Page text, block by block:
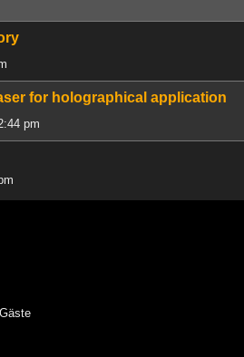
for holographical application
pm